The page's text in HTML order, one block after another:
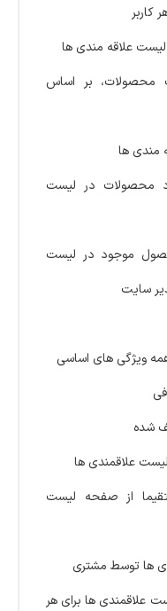
کاربر
علاقه مندی ها
محصولات، بر اساس
مندی ها
محصولات در لیست
موجود در لیست
سایت
همه ویژگی های اساسی
شده
از صفحه لیست
ها توسط مشتری
علاقمندی ها برای هر